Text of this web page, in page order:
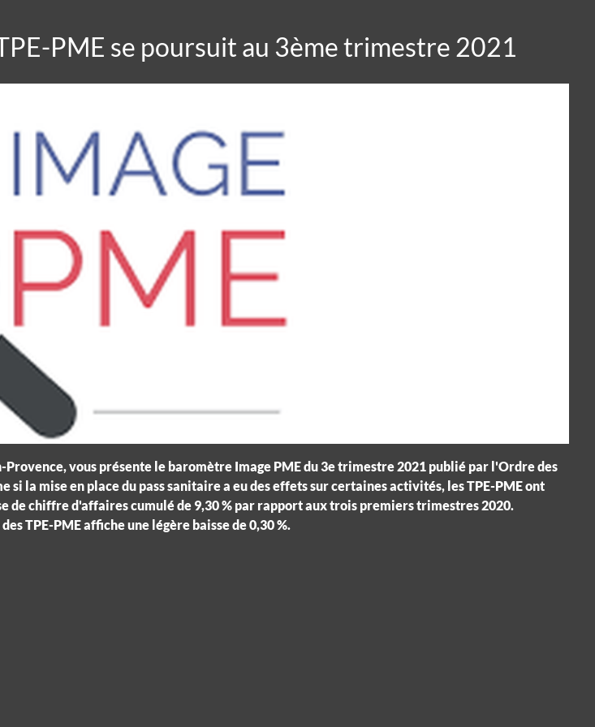
PME se poursuit au 3ème trimestre 2021
vous présente le baromètre Image PME du 3e trimestre 2021 publié par l'Ordre des
la mise en place du pass sanitaire a eu des effets sur certaines activités, les TPE-PME ont
de chiffre d'affaires cumulé de 9,30 % par rapport aux trois premiers trimestres 2020.
TPE-PME affiche une légère baisse de 0,30 %.